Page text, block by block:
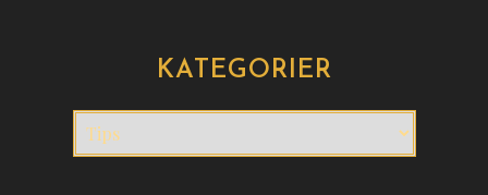
KATEGORIER
Kategorier